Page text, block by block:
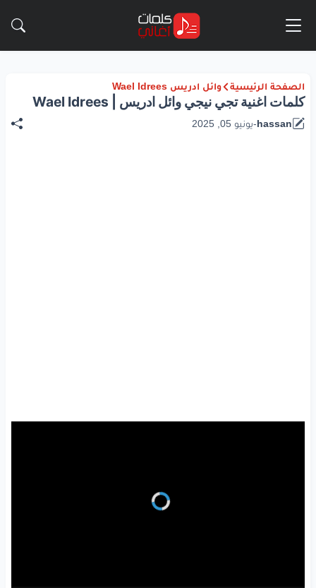
الصفحة الرئيسية وائل ادريس Wael Idrees
كلمات اغنية تجي نيجي وائل ادريس | Wael Idrees
hassan
-يونيو 05, 2025